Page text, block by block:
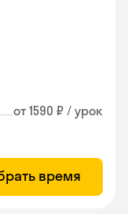
от 1590 ₽ / урок
время